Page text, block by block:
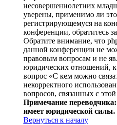
несовершеннолетних
уверены, применимо ли
регистрирующемуся на
конференции, обратитесь
Обратите внимание, что
данной конференции не
правовым вопросам и не
юридических отношений,
вопрос «С кем можно
некорректного
вопросов, связанных с
Примечание
имеет юридической силы.
Вернуться к началу